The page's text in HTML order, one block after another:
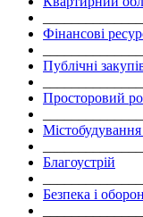
Фінансові
Публічні
Просторовий
Містобудування
Благоустрій
Безпека і